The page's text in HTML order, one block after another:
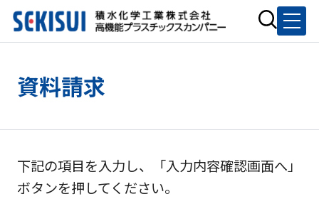
資料請求
下記の項目を入力し、「入力内容確認画面へ」
ボタンを押してください。